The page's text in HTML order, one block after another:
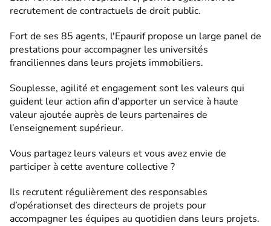
recrutement de contractuels de droit public.
Fort de ses 85 agents, l'Epaurif propose un large panel de
prestations pour accompagner les universités
franciliennes dans leurs projets immobiliers.
Souplesse, agilité et engagement sont les valeurs qui
guident leur action afin d’apporter un service à haute
valeur ajoutée auprès de leurs partenaires de
l’enseignement supérieur.
Vous partagez leurs valeurs et vous avez envie de
participer à cette aventure collective ?
Ils recrutent régulièrement des responsables
d’opérationset des directeurs de projets pour
accompagner les équipes au quotidien dans leurs projets.